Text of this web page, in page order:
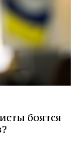
боятся